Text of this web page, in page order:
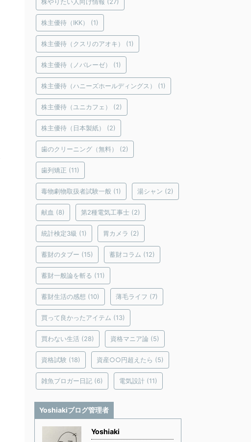
株主優待（IKK） (1)
株主優待（クスリのアオキ） (1)
株主優待（ノバレーゼ） (1)
株主優待（ハニーズホールディングス） (1)
株主優待（ユニカフェ） (2)
株主優待（日本製紙） (2)
歯のクリーニング（無料） (2)
歯列矯正 (11)
毒物劇物取扱者試験一般 (1) 湯シャン (2)
献血 (8) 第2種電気工事士 (2)
統計検定3級 (1) 胃カメラ (2)
蓄財のタブー (15) 蓄財コラム (12)
蓄財一般論を斬る (11)
蓄財生活の感想 (10) 薄毛ライフ (7)
買って良かったアイテム (13)
買わない生活 (28) 資格マニア論 (5)
資格試験 (18) 資産○○円超えたら (5)
雑魚ブロガー日記 (6) 電気設計 (11)
Yoshiakiブログ管理者
Yoshiaki